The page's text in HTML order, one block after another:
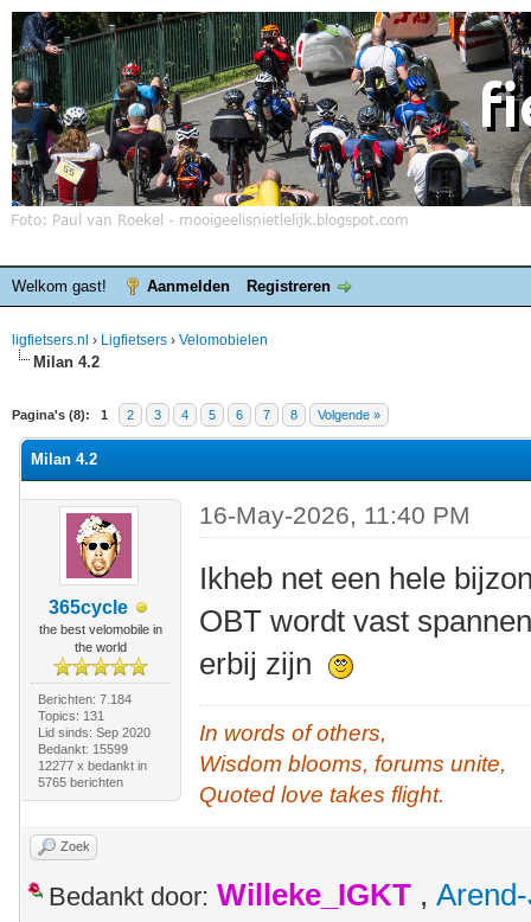
Welkom gast! Aanmelden Registreren
ligfietsers.nl › Ligfietsers › Velomobielen
Milan 4.2
Pagina's (8): 1 2 3 4 5 6 7 8 Volgende »
waardering is 0
Milan 4.2
365cycle
the best velomobile in
the world
Berichten: 7.184
Topics: 131
Lid sinds: Sep 2020
Bedankt: 15599
12277 x bedankt in
5765 berichten
16-May-2026, 11:40 PM
Ikheb net een hele
OBT wordt vast
erbij zijn
In words of others,
Wisdom blooms, forums unite,
Quoted love takes flight.
Zoek
Bedankt door: Willeke_IGKT ,